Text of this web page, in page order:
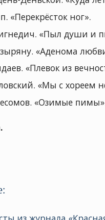
«Перекрёсток ног».
«Пыл души и
«Аденома
«Плевок из
«Мы с хореем
«Озимые